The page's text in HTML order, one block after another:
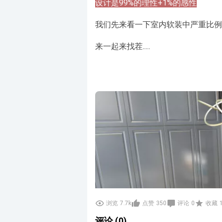
设计是99%的理性+1%的感性
我们先来看一下室内软装中严重比
来一起来找茬.....
浏览 7.7k 点赞 350 评论 0 收藏